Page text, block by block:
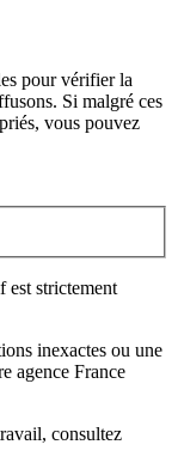
pour vérifier la
Si malgré ces
vous pouvez
est strictement
inexactes ou une
agence France
, consultez